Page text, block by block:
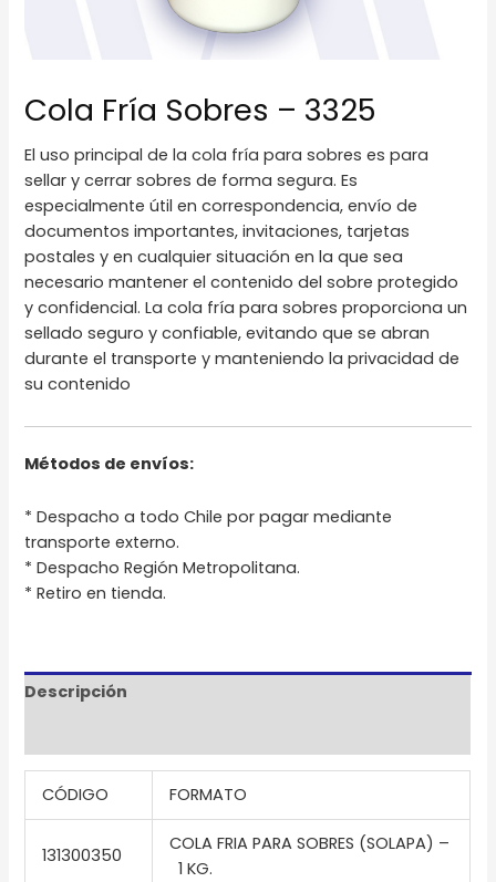
Cola Fría Sobres – 3325
El uso principal de la cola fría para sobres es para
sellar y cerrar sobres de forma segura. Es
especialmente útil en correspondencia, envío de
documentos importantes, invitaciones, tarjetas
postales y en cualquier situación en la que sea
necesario mantener el contenido del sobre protegido
y confidencial. La cola fría para sobres proporciona un
sellado seguro y confiable, evitando que se abran
durante el transporte y manteniendo la privacidad de
su contenido
Métodos de envíos:
* Despacho a todo Chile por pagar mediante
transporte externo.
* Despacho Región Metropolitana.
* Retiro en tienda.
Descripción
CÓDIGO FORMATO
131300350
COLA FRIA PARA SOBRES (SOLAPA) –
1 KG.